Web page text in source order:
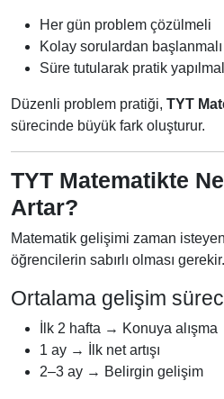
Her gün problem çözülmeli
Kolay sorulardan başlanmalı
Süre tutularak pratik
Düzenli problem pratiği, TYT
sürecinde büyük fark oluşturur.
TYT Matematikte
Artar?
Matematik gelişimi zaman
öğrencilerin sabırlı olması gerekir.
Ortalama gelişim
İlk 2 hafta → Konuya alışma
1 ay → İlk net artışı
2–3 ay → Belirgin gelişim